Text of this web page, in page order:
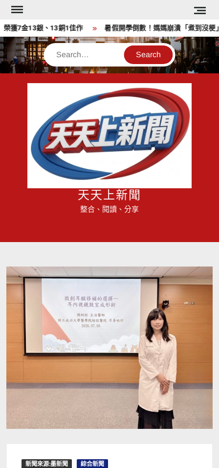
Skip
content
7金13銀、13銅1佳作 暑假開學倒數！媽媽崩潰「煮到沒梗」
Search
天天上新聞
整合、閱讀、分享
新聞來源:墨新聞 綜合新聞